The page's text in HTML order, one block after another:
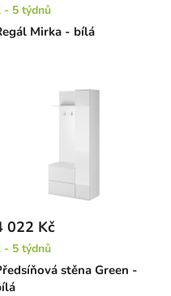
Mirka - bílá
- 5 týdnů
stěna Green -
022 Kč
- 5 týdnů